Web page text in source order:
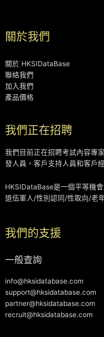
關於我們
關於 HKSIDataBase
聯絡我們
加入我們
產品價格
我們正在招聘
我們目前正在招聘考試內容專
發人員，客戶支持人員和客戶
HKSIDataBase是一個平等機
退伍軍人/性別認同/性取向/老
我們的支援
一般查詢
info@hksidatabase.com
support@hksidatabase.com
partner@hksidatabase.com
recruit@hksidatabase.com